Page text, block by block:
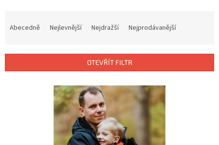
í
Abecedně Nejlevnější Nejdražší Nejprodávanější
OTEVŘÍT FILTR